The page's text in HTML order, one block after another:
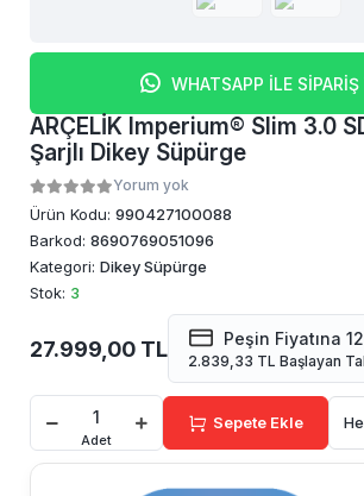
WHATSAPP İLE SİPARİŞ
ARÇELİK Imperium® Slim 3.0
Şarjlı Dikey Süpürge
Yorum yok
Ürün Kodu: 990427100088
Barkod: 8690769051096
Kategori: Dikey Süpürge
Stok: 3
27.999,00 TL Peşin Fiyatına
2.839,33 TL Başlayan
Adet
Sepete Ekle